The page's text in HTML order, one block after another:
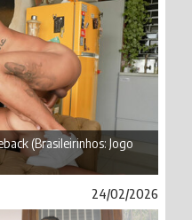
(Brasileirinhos: Jogo
24/02/2026